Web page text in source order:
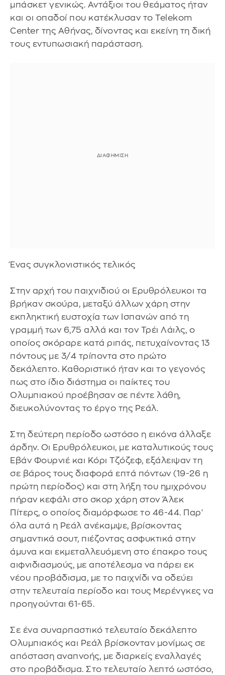
μπάσκετ γενικώς. Αντάξιοι του θεάματος ήταν
και οι οπαδοί που κατέκλυσαν το Telekom
Center της Αθήνας, δίνοντας και εκείνη τη δική
τους εντυπωσιακή παράσταση.
Ένας συγκλονιστικός τελικός
Στην αρχή του παιχνιδιού οι Eρυθρόλευκοι τα
βρήκαν σκούρα, μεταξύ άλλων χάρη στην
εκπληκτική ευστοχία των Ισπανών από τη
γραμμή των 6,75 αλλά και τον Τρέι Λάιλς, ο
οποίος σκόραρε κατά ριπάς, πετυχαίνοντας 13
πόντους με 3/4 τρίποντα στο πρώτο
δεκάλεπτο. Καθοριστικό ήταν και το γεγονός
πως στο ίδιο διάστημα οι παίκτες του
Ολυμπιακού προέβησαν σε πέντε λάθη,
διευκολύνοντας το έργο της Ρεάλ.
Στη δεύτερη περίοδο ωστόσο η εικόνα άλλαξε
άρδην. Οι Eρυθρόλευκοι, με καταλυτικούς τους
Εβάν Φουρνιέ και Κόρι Τζόζεφ, εξάλειψαν τη
σε βάρος τους διαφορά επτά πόντων (19-26 η
πρώτη περίοδος) και στη λήξη του ημιχρόνου
πήραν κεφάλι στο σκορ χάρη στον Άλεκ
Πίτερς, ο οποίος διαμόρφωσε το 46-44. Παρ'
όλα αυτά η Ρεάλ ανέκαμψε, βρίσκοντας
σημαντικά σουτ, πιέζοντας ασφυκτικά στην
άμυνα και εκμεταλλευόμενη στο έπακρο τους
αιφνιδιασμούς, με αποτέλεσμα να πάρει εκ
νέου προβάδισμα, με το παιχνίδι να οδεύει
στην τελευταία περίοδο και τους Mερένγκες να
προηγούνται 61-65.
Σε ένα συναρπαστικό τελευταίο δεκάλεπτο
Ολυμπιακός και Ρεάλ βρίσκονταν μονίμως σε
απόσταση αναπνοής, με διαρκείς εναλλαγές
στο προβάδισμα. Στο τελευταίο λεπτό ωστόσο,